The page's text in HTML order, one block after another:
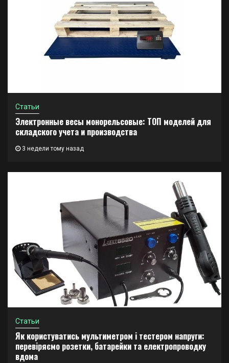
Статьи
Электронные весы монорельсовые: ТОП моделей для
складского учета и производства
3 недели тому назад
Статьи
Як користуватись мультиметром і тестером напруги:
перевіряємо розетки, батарейки та електропроводку
вдома